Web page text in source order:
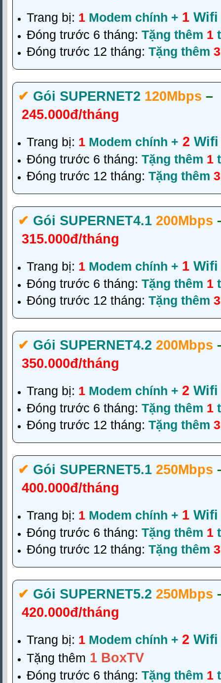
Trang bị: 1 Modem chính + 1
Đóng trước 6 tháng: Tặng thêm 1
Đóng trước 12 tháng: Tặng thêm 3
✔‎ Gói SUPERNET2 120Mbps –
245.000đ/tháng
Trang bị: 1 Modem chính + 2
Đóng trước 6 tháng: Tặng thêm 1
Đóng trước 12 tháng: Tặng thêm 3
✔‎ Gói SUPERNET4.1 200Mbps
315.000đ/tháng
Trang bị: 1 Modem chính + 1
Đóng trước 6 tháng: Tặng thêm 1
Đóng trước 12 tháng: Tặng thêm 3
✔‎ Gói SUPERNET4.2 200Mbps
350.000đ/tháng
Trang bị: 1 Modem chính + 2
Đóng trước 6 tháng: Tặng thêm 1
Đóng trước 12 tháng: Tặng thêm 3
✔‎ Gói SUPERNET5.1 250Mbps
400.000đ/tháng
Trang bị: 1 Modem chính + 1
Đóng trước 6 tháng: Tặng thêm 1
Đóng trước 12 tháng: Tặng thêm 3
✔‎ Gói SUPERNET5.2 250Mbps
420.000đ/tháng
Trang bị: 1 Modem chính + 2
Tặng thêm 1 BoxTV
Đóng trước 6 tháng: Tặng thêm 1